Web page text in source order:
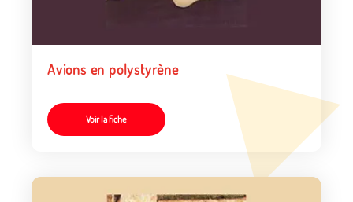
Avions en polystyrène
Voir la fiche